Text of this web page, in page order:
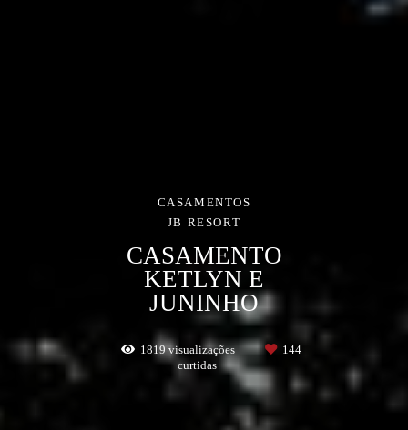
CASAMENTOS
JB RESORT
CASAMENTO
KETLYN E
JUNINHO
1819visualizações
144
curtidas